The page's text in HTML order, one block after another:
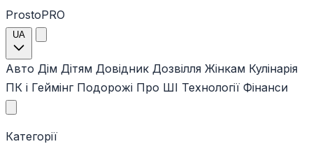
ProstoPRO
UA
Авто Дім Дітям Довідник Дозвілля Жінкам Кулінарія
ПК і Геймінг Подорожі Про ШІ Технології Фінанси
Категорії